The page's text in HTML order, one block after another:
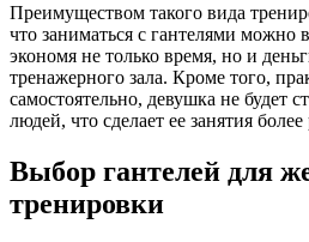
Преимуществом такого вида
что заниматься с гантелями можно
экономя не только время, но и
тренажерного зала. Кроме того,
самостоятельно, девушка не будет
людей, что сделает ее занятия
Выбор гантелей для
тренировки